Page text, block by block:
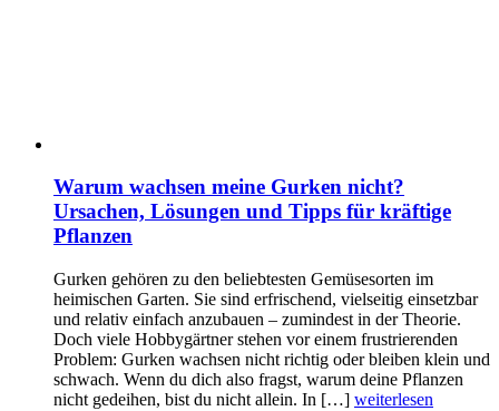
Warum wachsen meine Gurken nicht?
Ursachen, Lösungen und Tipps für kräftige
Pflanzen
Gurken gehören zu den beliebtesten Gemüsesorten im
heimischen Garten. Sie sind erfrischend, vielseitig einsetzbar
und relativ einfach anzubauen – zumindest in der Theorie.
Doch viele Hobbygärtner stehen vor einem frustrierenden
Problem: Gurken wachsen nicht richtig oder bleiben klein und
schwach. Wenn du dich also fragst, warum deine Pflanzen
nicht gedeihen, bist du nicht allein. In […] weiterlesen